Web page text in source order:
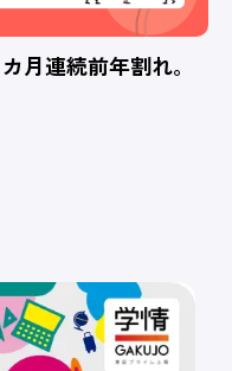
月連続前年割れ。